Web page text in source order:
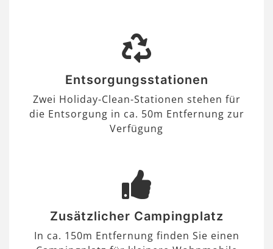
Entsorgungsstationen
Zwei Holiday-Clean-Stationen stehen für
die Entsorgung in ca. 50m Entfernung zur
Verfügung
Zusätzlicher Campingplatz
In ca. 150m Entfernung finden Sie einen